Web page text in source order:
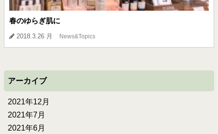
春のゆらぎ肌に
2018.3.26 月 News&Topics
アーカイブ
2021年12月
2021年7月
2021年6月